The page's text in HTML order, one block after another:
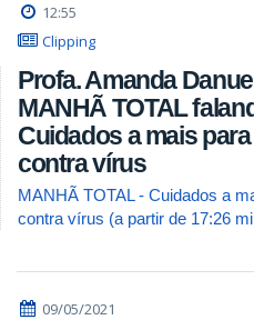
12:55
Clipping
Profa. Amanda
MANHÃ TOTAL
Cuidados a mais
contra vírus
MANHÃ TOTAL - Cuidados a
contra vírus (a partir de 17:26
09/05/2021